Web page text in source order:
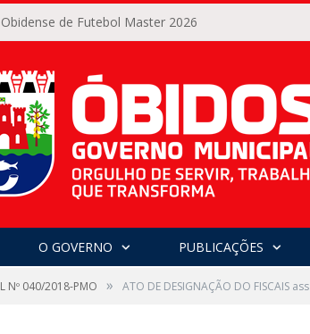
de Futebol Master 2026
O GOVERNO PUBLICAÇÕES
Nº 040/2018-PMO » ATO DE DESIGNAÇÃO DO FISCAIS ass